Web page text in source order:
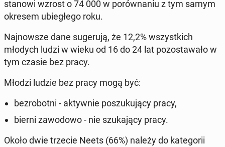
stanowi wzrost o 74 000 w po­rów­na­niu z tym samym
okresem ubie­głe­go roku.
Naj­now­sze dane su­ge­ru­ją, że 12,2% wszyst­kich
młodych ludzi w wieku od 16 do 24 lat po­zo­sta­wa­ło w
tym czasie bez pracy.
Młodzi ludzie bez pracy mogą być:
bez­ro­bot­ni - ak­tyw­nie po­szu­ku­ją­cy pracy,
bierni za­wo­do­wo - nie szu­ka­ją­cy pracy.
Około dwie trzecie Neets (66%) należy do ka­te­go­rii